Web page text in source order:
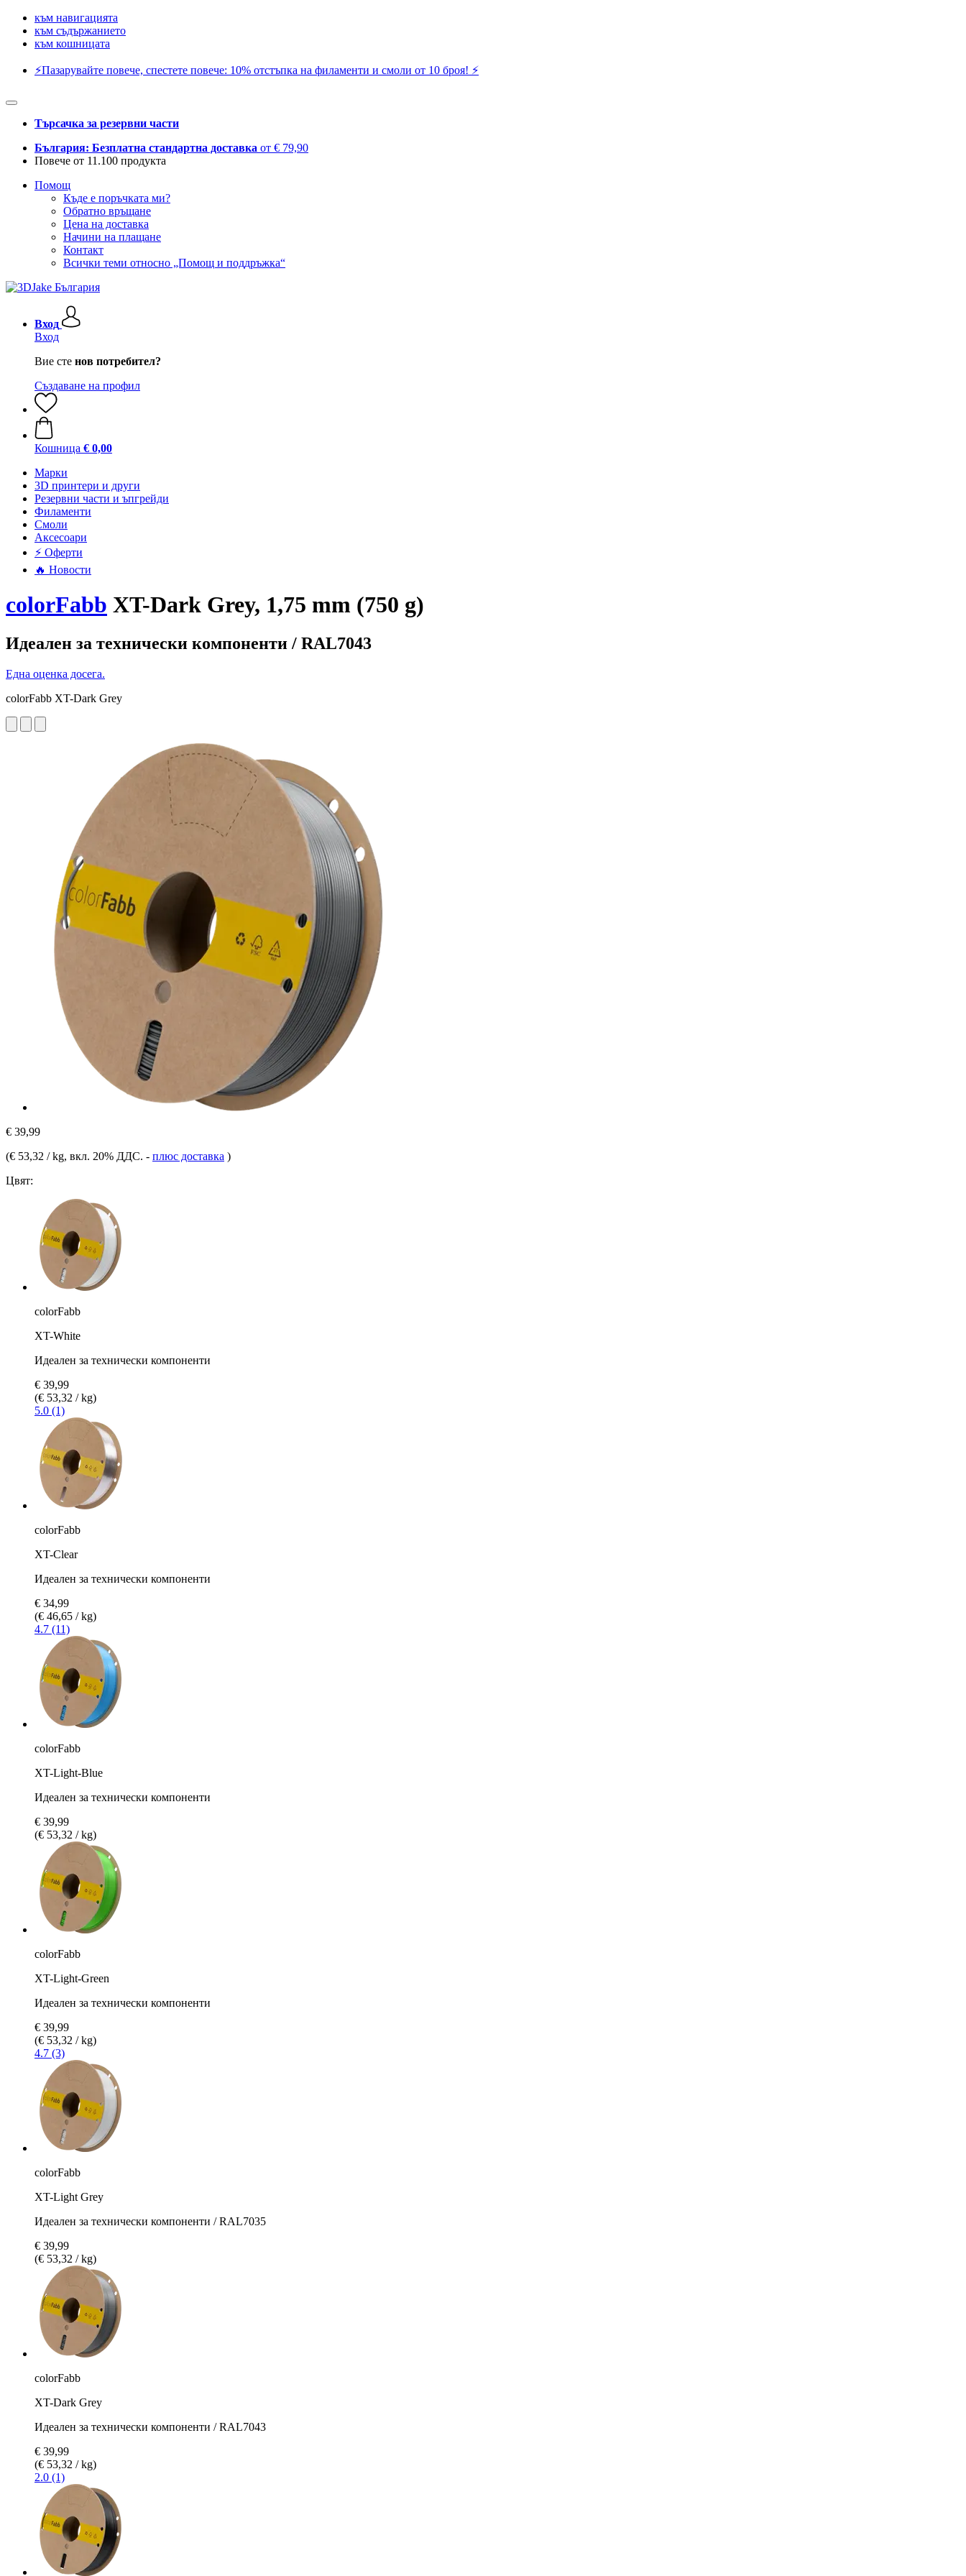
към навигацията
към съдържанието
към кошницата
⚡️Пазарувайте повече, спестете повече: 10% отстъпка на филаменти и смоли от 10 броя! ⚡️
Търсачка за резервни части
България: Безплатна стандартна доставка от € 79,90
Повече от 11.100 продукта
Помощ
Къде е поръчката ми?
Обратно връщане
Цена на доставка
Начини на плащане
Контакт
Всички теми относно „Помощ и поддръжка“
Вход
Вход
Вие сте нов потребител?
Създаване на профил
Кошница € 0,00
Mарки
3D принтери и други
Резервни части и ъпгрейди
Филаменти
Смоли
Аксесоари
⚡ Оферти
🔥 Новости
colorFabb XT-Dark Grey, 1,75 mm (750 g)
Идеален за технически компоненти / RAL7043
Една оценка досега.
colorFabb XT-Dark Grey
€ 39,99
(€ 53,32 / kg, вкл. 20% ДДС. - плюс доставка )
Цвят:
colorFabb
XT-White
Идеален за технически компоненти
€ 39,99
(€ 53,32 / kg)
5.0 (1)
colorFabb
XT-Clear
Идеален за технически компоненти
€ 34,99
(€ 46,65 / kg)
4.7 (11)
colorFabb
XT-Light-Blue
Идеален за технически компоненти
€ 39,99
(€ 53,32 / kg)
colorFabb
XT-Light-Green
Идеален за технически компоненти
€ 39,99
(€ 53,32 / kg)
4.7 (3)
colorFabb
XT-Light Grey
Идеален за технически компоненти / RAL7035
€ 39,99
(€ 53,32 / kg)
colorFabb
XT-Dark Grey
Идеален за технически компоненти / RAL7043
€ 39,99
(€ 53,32 / kg)
2.0 (1)